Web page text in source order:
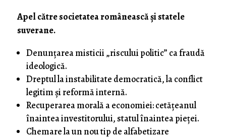
Apel către societatea românească și statele
suverane.
Denunțarea misticii „riscului politic” ca fraudă
ideologică.
Dreptul la instabilitate democratică, la conflict
legitim și reformă internă.
Recuperarea morală a economiei: cetățeanul
înaintea investitorului, statul înaintea pieței.
Chemare la un nou tip de alfabetizare